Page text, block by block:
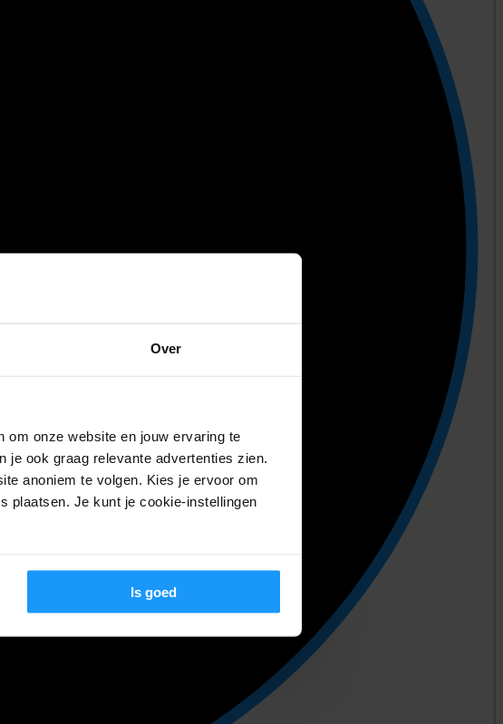
Over
om onze website en jouw ervaring te
je ook graag relevante advertenties zien.
anoniem te volgen. Kies je ervoor om
plaatsen. Je kunt je cookie-instellingen
Is goed